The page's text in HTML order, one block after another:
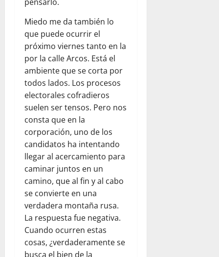
Miedo me da también lo
que puede ocurrir el
próximo viernes tanto en la
por la calle Arcos. Está el
ambiente que se corta por
todos lados. Los procesos
electorales cofradieros
suelen ser tensos. Pero nos
consta que en la
corporación, uno de los
candidatos ha intentando
llegar al acercamiento para
caminar juntos en un
camino, que al fin y al cabo
se convierte en una
verdadera montaña rusa.
La respuesta fue negativa.
Cuando ocurren estas
cosas, ¿verdaderamente se
busca el bien de la